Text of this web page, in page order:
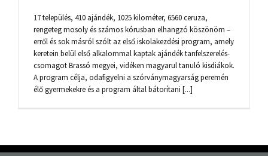
17 település, 410 ajándék, 1025 kilométer, 6560 ceruza,
rengeteg mosoly és számos kórusban elhangzó köszönöm –
erről és sok másról szólt az első iskolakezdési program, amely
keretein belül első alkalommal kaptak ajándék tanfelszerelés-
csomagot Brassó megyei, vidéken magyarul tanuló kisdiákok.
A program célja, odafigyelni a szórványmagyarság peremén
élő gyermekekre és a program által bátorítani [...]